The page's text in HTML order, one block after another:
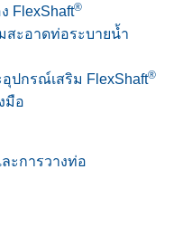
FlexShaft®
สะอาดท่อระบายน้ำ
อุปกรณ์เสริม FlexShaft®
มือ
ะการวางท่อ